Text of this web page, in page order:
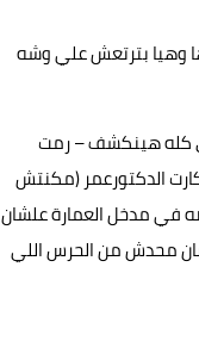
وهيا بترتعش علي وشه
كله هينكشف – رمت
الدكتورعمر (مكنتش
في مدخل العمارة علشان
محدش من الحرس اللي